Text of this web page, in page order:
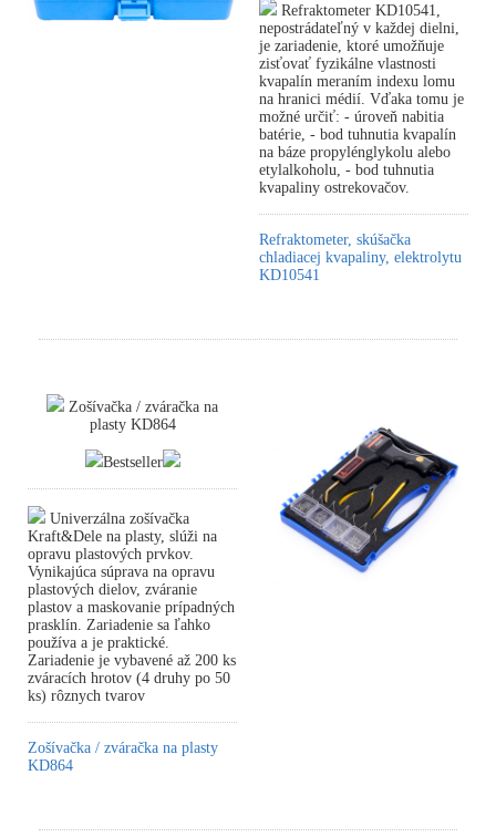
Refraktometer KD10541,
nepostrádateľný v každej dielni,
je zariadenie, ktoré umožňuje
zisťovať fyzikálne vlastnosti
kvapalín meraním indexu lomu
na hranici médií. Vďaka tomu je
možné určiť: - úroveň nabitia
batérie, - bod tuhnutia kvapalín
na báze propylénglykolu alebo
etylalkoholu, - bod tuhnutia
kvapaliny ostrekovačov.
Refraktometer, skúšačka
chladiacej kvapaliny, elektrolytu
KD10541
Zošívačka / zváračka na
plasty KD864
Bestseller
Univerzálna zošívačka
Kraft&Dele na plasty, slúži na
opravu plastových prvkov.
Vynikajúca súprava na opravu
plastových dielov, zváranie
plastov a maskovanie prípadných
prasklín. Zariadenie sa ľahko
používa a je praktické.
Zariadenie je vybavené až 200 ks
zváracích hrotov (4 druhy po 50
ks) rôznych tvarov
Zošívačka / zváračka na plasty
KD864